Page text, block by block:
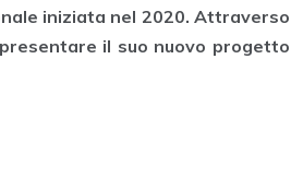
iniziata nel 2020. Attraverso
il suo nuovo progetto